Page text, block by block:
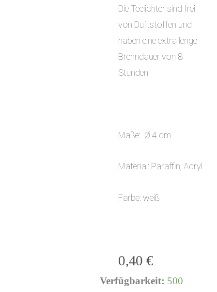
Die Teelichter sind frei
von Duftstoffen und
haben eine extra lenge
Brenndauer von 8
Stunden.
Maße: Ø 4 cm
Material: Paraffin, Acryl
Farbe: weiß
0,40 €
Verfügbarkeit: 500